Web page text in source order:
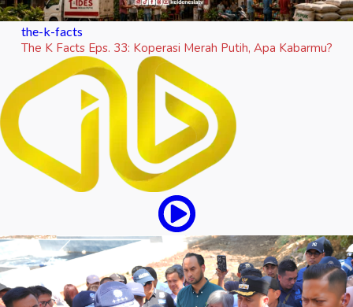
the-k-facts
The K Facts Eps. 33: Koperasi Merah Putih, Apa Kabarmu?